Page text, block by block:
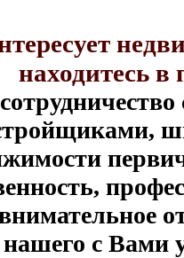
находитесь
нашего с Вами